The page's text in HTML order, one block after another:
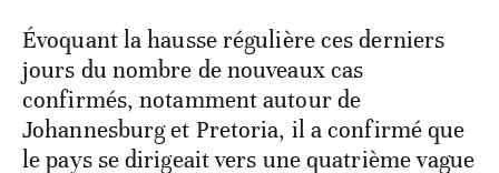
Évoquant la hausse régulière ces derniers
jours du nombre de nouveaux cas
confirmés, notamment autour de
Johannesburg et Pretoria, il a confirmé que
le pays se dirigeait vers une quatrième vague